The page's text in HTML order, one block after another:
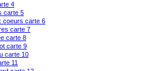
4
carte 5
coeurs carte 6
carte 7
carte 8
carte 9
carte 10
11